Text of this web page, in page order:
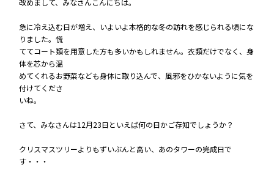
改めまして、みなさんこんにちは。
急に冷え込む日が増え、いよいよ本格的な冬の訪れを感じられる頃にな
りました。慌
ててコート類を用意した方も多いかもしれません。衣類だけでなく、身
体を芯から温
めてくれるお野菜なども身体に取り込んで、風邪をひかないように気を
付けてくださ
いね。
さて、みなさんは12月23日といえば何の日かご存知でしょうか？
クリスマスツリーよりもずいぶんと高い、あのタワーの完成日で
す・・・